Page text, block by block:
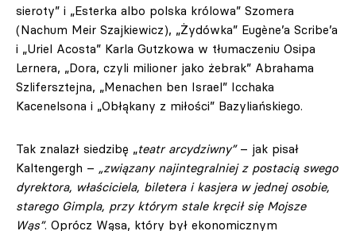
sieroty” i „Esterka albo polska królowa” Szomera
(Nachum Meir Szajkiewicz), „Żydówka” Eugène’a Scribe’a
i „Uriel Acosta” Karla Gutzkowa w tłumaczeniu Osipa
Lernera, „Dora, czyli milioner jako żebrak” Abrahama
Szlifersztejna, „Menachen ben Israel” Icchaka
Kacenelsona i „Obłąkany z miłości” Bazyliańskiego.
Tak znalazł siedzibę „teatr arcydziwny”– jak pisał
Kaltengergh – „związany najintegralniej z postacią swego
dyrektora, właściciela, biletera i kasjera w jednej osobie,
starego Gimpla, przy którym stale kręcił się Mojsze
Wąs”. Oprócz Wąsa, który był ekonomicznym